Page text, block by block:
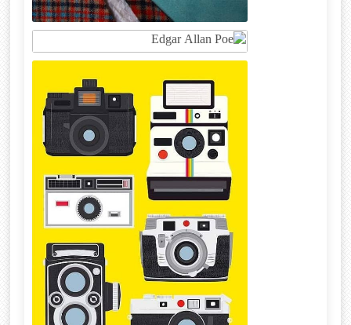
Mr. Cosmo Kramer